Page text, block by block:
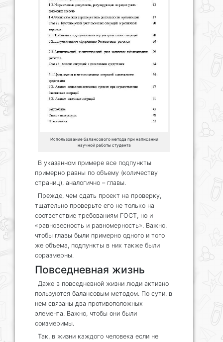
Использование балансового метода при написании
научной работы студента
В указанном примере все подпункты
примерно равны по объему (количеству
страниц), аналогично – главы.
Прежде, чем сдать проект на проверку,
тщательно проверьте его не только на
соответствие требованиям ГОСТ, но и
«равновесность и равномерность». Важно,
чтобы главы были примерно одного и того
же объема, подпункты в них также были
соразмерны.
Повседневная жизнь
Даже в повседневной жизни люди активно
пользуются балансовым методом. По сути, в
нем связаны два противоположных
элемента. Важно, чтобы они были
соизмеримы.
Так, в жизни каждого человека если не